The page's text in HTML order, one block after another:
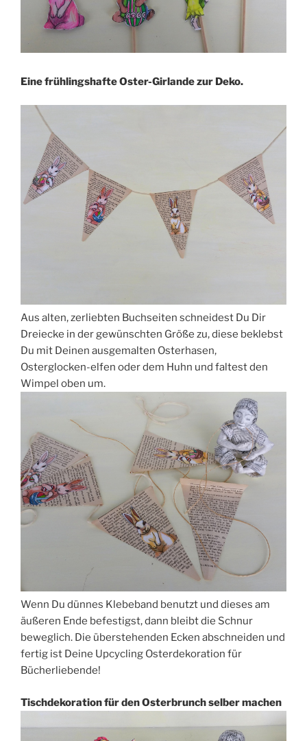
Eine frühlingshafte Oster-Girlande zur Deko.
Aus alten, zerliebten Buchseiten schneidest Du Dir
Dreiecke in der gewünschten Größe zu, diese beklebst
Du mit Deinen ausgemalten Osterhasen,
Osterglocken-elfen oder dem Huhn und faltest den
Wimpel oben um.
Wenn Du dünnes Klebeband benutzt und dieses am
äußeren Ende befestigst, dann bleibt die Schnur
beweglich. Die überstehenden Ecken abschneiden und
fertig ist Deine Upcycling Osterdekoration für
Bücherliebende!
Tischdekoration für den Osterbrunch selber machen